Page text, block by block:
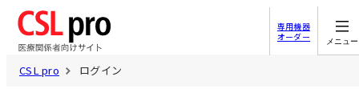
専用機器
オーダー
メニュー
CSL pro ログイン